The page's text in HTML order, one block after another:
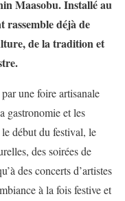
Maasobu. Installé au
rassemble déjà de
de la tradition et
une foire artisanale
gastronomie et les
début du festival, le
des soirées de
des concerts d’artistes
à la fois festive et